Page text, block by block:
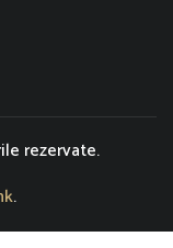
într-o fereastră nouă
într-o fereastră
rezervate.
.